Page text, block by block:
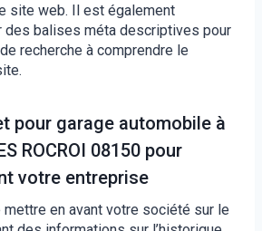
site web. Il est également
des balises méta descriptives pour
recherche à comprendre le
pour garage automobile à
ROCROI 08150 pour
votre entreprise
en avant votre société sur le